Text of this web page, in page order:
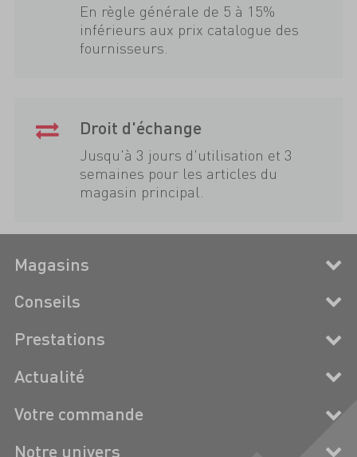
En règle générale de 5 à 15%
inférieurs aux prix catalogue des
fournisseurs.
Droit d'échange
Jusqu'à 3 jours d'utilisation et 3
semaines pour les articles du
magasin principal.
Magasins
Conseils
Prestations
Actualité
Votre commande
Notre univers